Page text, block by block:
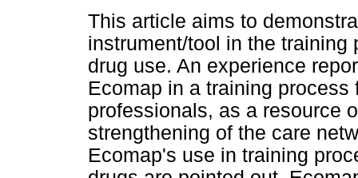
This article aims to
instrument/tool in the training
drug use. An experience
Ecomap in a training
professionals, as a resource
strengthening of the care
Ecomap's use in training